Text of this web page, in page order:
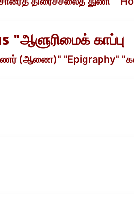
"ஆளுரிமைக் காப்பு
(ஆணை)" "Epigraphy"